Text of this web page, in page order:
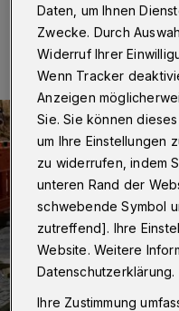
09.03.2023 , 11:30 Uhr
Daten, um Ihnen
Zwecke. Durch
Widerruf Ihrer
Wenn Tracker
Anzeigen
Sie. Sie können
um Ihre Einstellungen
zu widerrufen, indem
unteren Rand der
schwebende Symbol
zutreffend]. Ihre
Website. Weitere
Datenschutzerklärung.
Ihre Zustimmung